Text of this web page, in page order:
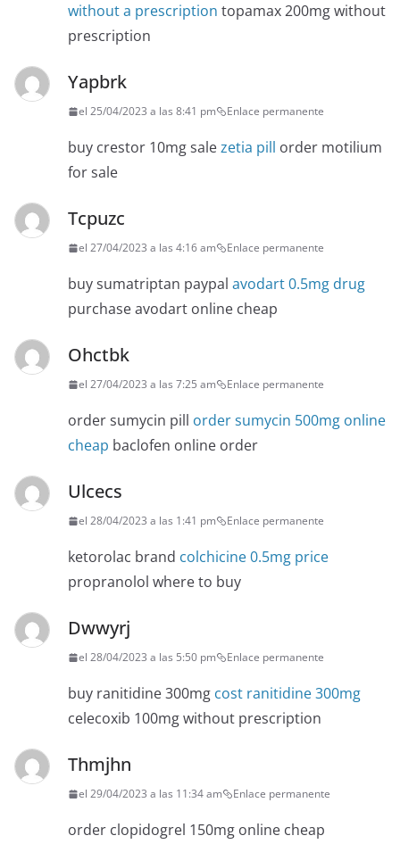
without a prescription topamax 200mg without
prescription
Yapbrk
el 25/04/2023 a las 8:41 pm Enlace permanente
buy crestor 10mg salezetia pill order motilium
for sale
Tcpuzc
el 27/04/2023 a las 4:16 am Enlace permanente
buy sumatriptan paypal avodart 0.5mg drug
purchase avodart online cheap
Ohctbk
el 27/04/2023 a las 7:25 am Enlace permanente
order sumycin pill order sumycin 500mg online
cheap baclofen online order
Ulcecs
el 28/04/2023 a las 1:41 pm Enlace permanente
ketorolac brand colchicine 0.5mg price
propranolol where to buy
Dwwyrj
el 28/04/2023 a las 5:50 pm Enlace permanente
buy ranitidine 300mg cost ranitidine 300mg
celecoxib 100mg without prescription
Thmjhn
el 29/04/2023 a las 11:34 am Enlace permanente
order clopidogrel 150mg online cheap